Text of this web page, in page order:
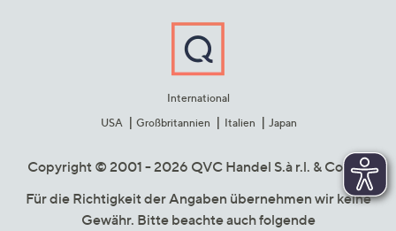
International
USA
Großbritannien Italien Japan
Copyright © 2001 - 2026 QVC Handel S.à r.l. & Co. KG
Für die Richtigkeit der Angaben übernehmen wir keine
Gewähr. Bitte beachte auch folgende